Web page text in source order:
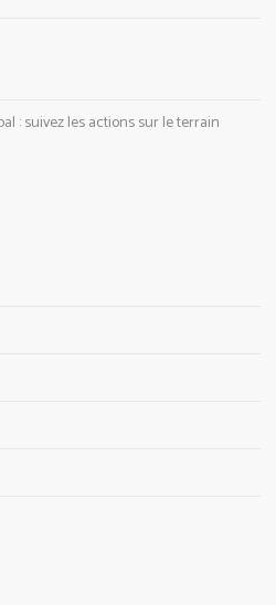
: suivez les actions sur le terrain